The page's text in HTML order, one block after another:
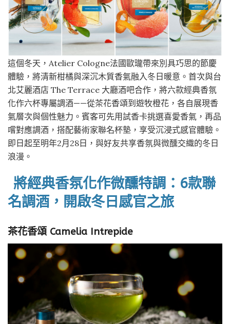
這個冬天，Atelier Cologne法國歐瓏帶來別具巧思的節慶
體驗，將清新柑橘與深沉木質香氣融入冬日暖意。首次與台
北艾麗酒店 The Terrace 大廳酒吧合作，將六款經典香氛
化作六杯專屬調酒——從茶花香頌到遊牧橙花，各自展現香
氣層次與個性魅力。賓客可先用試香卡挑選喜愛香氣，再品
嚐對應調酒，搭配藝術家聯名杯墊，享受沉浸式感官體驗。
即日起至明年2月28日，與好友共享香氛與微醺交織的冬日
浪漫。
將經典香氛化作微醺特調：6款聯
名調酒，開啟冬日感官之旅
茶花香頌 Camelia Intrepide